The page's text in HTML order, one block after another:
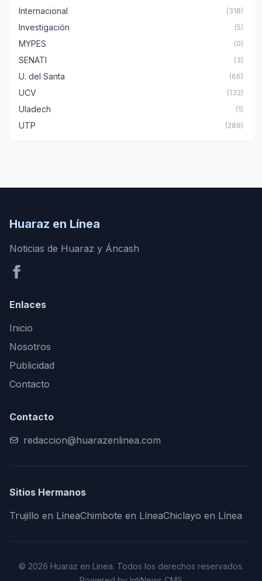
Internacional (318)
Investigación (5)
MYPES (0)
SENATI (3)
U. del Santa (66)
UCV (132)
Uladech (1)
UTP (289)
Huaraz en Línea
Noticias de Huaraz y Áncash
Enlaces
Inicio
Nosotros
Publicidad
Contacto
Contacto
redaccion@huarazenlinea.com
Sitios Hermanos
Trujillo en LíneaChimbote en LíneaChiclayo en Línea
© 2026 Huaraz en Línea. Todos los derechos reservados.